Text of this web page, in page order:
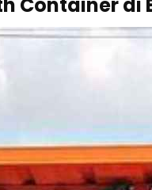
Container di